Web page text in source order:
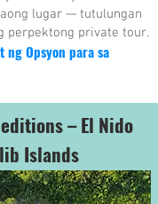
lugar — tutulungan
perpektong private tour.
ng Opsyon para sa
– El Nido
Islands